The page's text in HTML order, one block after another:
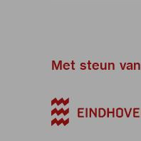
Met steun van